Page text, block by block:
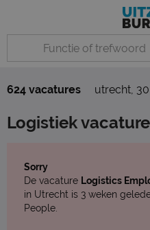
624 vacatures utrecht,
Logistiek
Sorry
De vacature Logistics
in Utrecht is 3 weken
People.